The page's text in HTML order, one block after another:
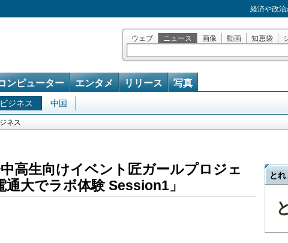
経済や政
ウェブ ニュース 画像 動画 知恵袋
ンピューター エンタメ リリース 写真
ビジネス 中国
ネス
中高生向けイベント匠ガールプロジェ
大でラボ体験 Session1」
とれ